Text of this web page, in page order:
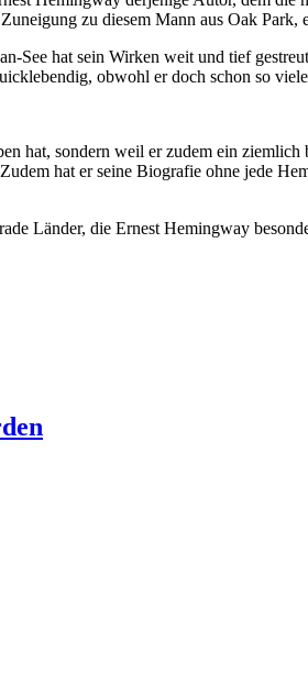
zu diesem Mann aus Oak
hat sein Wirken weit und tief
obwohl er doch schon so
hat, sondern weil er zudem ein
hat er seine Biografie ohne jede
Länder, die Ernest Hemingway